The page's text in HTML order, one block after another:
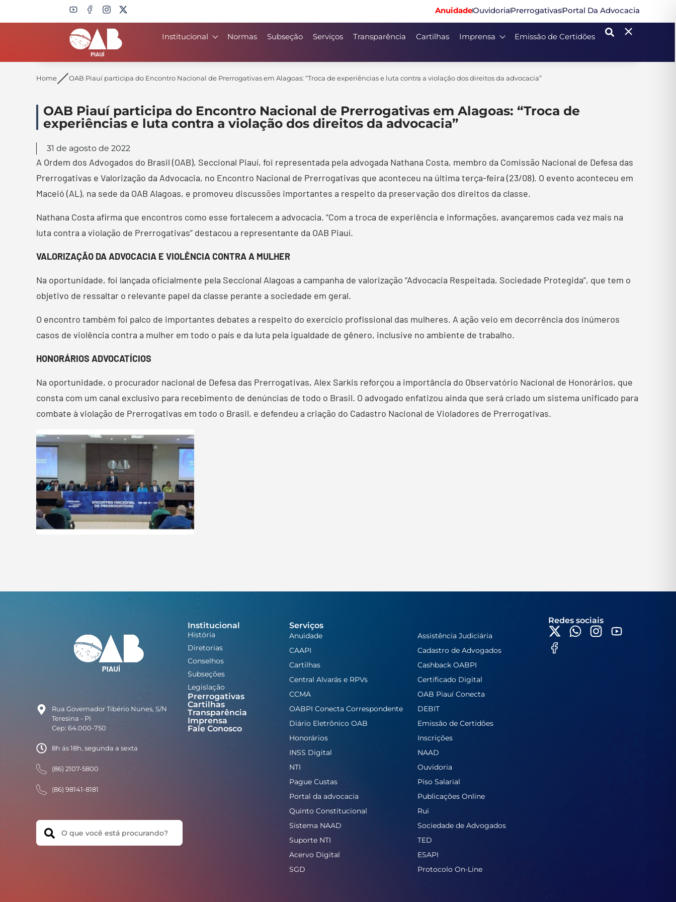
AnuidadeOuvidoriaPrerrogativasPortal Da Advocacia
Institucional Normas Subseção Serviços Transparência Cartilhas Imprensa Emissão de Certidões
Search
Home OAB Piauí participa do Encontro Nacional de Prerrogativas em Alagoas: “Troca de experiências e luta contra a violação dos direitos da advocacia”
OAB Piauí participa do Encontro Nacional de Prerrogativas em Alagoas: “Troca de
experiências e luta contra a violação dos direitos da advocacia”
31 de agosto de 2022
A Ordem dos Advogados do Brasil (OAB), Seccional Piauí, foi representada pela advogada Nathana Costa, membro da Comissão Nacional de Defesa das
Prerrogativas e Valorização da Advocacia, no Encontro Nacional de Prerrogativas que aconteceu na última terça-feira (23/08). O evento aconteceu em
Maceió (AL), na sede da OAB Alagoas, e promoveu discussões importantes a respeito da preservação dos direitos da classe.
Nathana Costa afirma que encontros como esse fortalecem a advocacia. “Com a troca de experiência e informações, avançaremos cada vez mais na
luta contra a violação de Prerrogativas” destacou a representante da OAB Piauí.
VALORIZAÇÃO DA ADVOCACIA E VIOLÊNCIA CONTRA A MULHER
Na oportunidade, foi lançada oficialmente pela Seccional Alagoas a campanha de valorização “Advocacia Respeitada, Sociedade Protegida”, que tem o
objetivo de ressaltar o relevante papel da classe perante a sociedade em geral.
O encontro também foi palco de importantes debates a respeito do exercício profissional das mulheres. A ação veio em decorrência dos inúmeros
casos de violência contra a mulher em todo o país e da luta pela igualdade de gênero, inclusive no ambiente de trabalho.
HONORÁRIOS ADVOCATÍCIOS
Na oportunidade, o procurador nacional de Defesa das Prerrogativas, Alex Sarkis reforçou a importância do Observatório Nacional de Honorários, que
consta com um canal exclusivo para recebimento de denúncias de todo o Brasil. O advogado enfatizou ainda que será criado um sistema unificado para
combate à violação de Prerrogativas em todo o Brasil, e defendeu a criação do Cadastro Nacional de Violadores de Prerrogativas.
Rua Governador Tibério Nunes, S/N
Teresina - PI
Cep: 64.000-750
8h ás 18h, segunda a sexta
(86) 2107-5800
(86) 98141-8181
Search
Institucional
História
Diretorias
Conselhos
Subseções
Legislação
Prerrogativas
Cartilhas
Transparência
Imprensa
Fale Conosco
Serviços
Anuidade
Assistência Judiciária
CAAPI
Cadastro de Advogados
Cartilhas
Cashback OABPI
Central Alvarás e RPVs
Certificado Digital
CCMA
OAB Piauí Conecta
OABPI Conecta Correspondente
DEBIT
Diário Eletrônico OAB
Emissão de Certidões
Honorários
Inscrições
INSS Digital
NAAD
NTI
Ouvidoria
Pague Custas
Piso Salarial
Portal da advocacia
Publicações Online
Quinto Constitucional
Rui
Sistema NAAD
Sociedade de Advogados
Suporte NTI
TED
Acervo Digital
ESAPI
SGD
Protocolo On-Line
Redes sociais